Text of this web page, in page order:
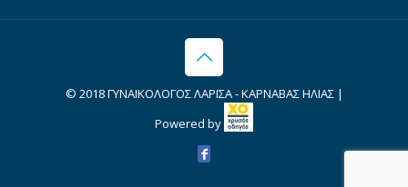
© 2018 ΓΥΝΑΙΚΟΛΟΓΟΣ ΛΑΡΙΣΑ - ΚΑΡΝΑΒΑΣ ΗΛΙΑΣ |
Powered by